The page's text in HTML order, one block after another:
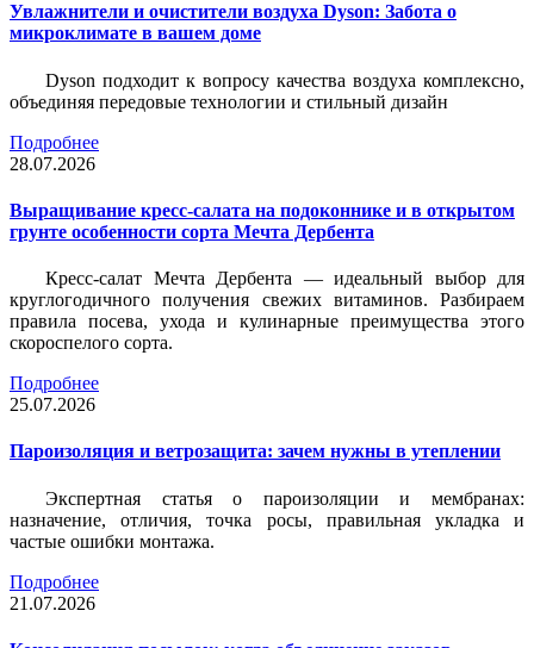
Увлажнители и очистители воздуха Dyson: Забота о
микроклимате в вашем доме
Dyson подходит к вопросу качества воздуха комплексно,
объединяя передовые технологии и стильный дизайн
Подробнее
28.07.2026
Выращивание кресс-салата на подоконнике и в открытом
грунте особенности сорта Мечта Дербента
Кресс-салат Мечта Дербента — идеальный выбор для
круглогодичного получения свежих витаминов. Разбираем
правила посева, ухода и кулинарные преимущества этого
скороспелого сорта.
Подробнее
25.07.2026
Пароизоляция и ветрозащита: зачем нужны в утеплении
Экспертная статья о пароизоляции и мембранах:
назначение, отличия, точка росы, правильная укладка и
частые ошибки монтажа.
Подробнее
21.07.2026